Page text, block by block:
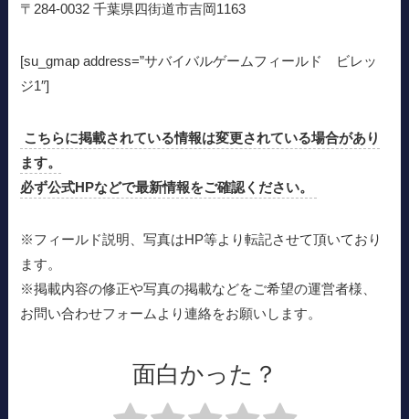
〒284-0032 千葉県四街道市吉岡1163
[su_gmap address=”サバイバルゲームフィールド ビレッ
ジ1″]
こちらに掲載されている情報は変更されている場合があり
ます。
必ず公式HPなどで最新情報をご確認ください。
※フィールド説明、写真はHP等より転記させて頂いており
ます。
※掲載内容の修正や写真の掲載などをご希望の運営者様、
お問い合わせフォームより連絡をお願いします。
面白かった？